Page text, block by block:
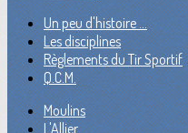
Un peu d'histoire ...
Les disciplines
Règlements du Tir Sportif
Q.C.M.
Moulins
L'Allier